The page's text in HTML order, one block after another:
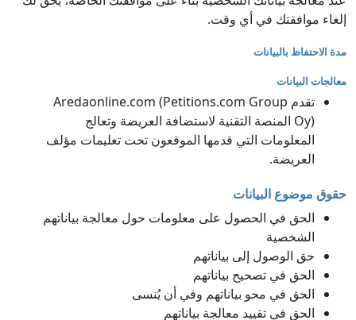
إلغاء موافقتك في أي وقت.
مدة الاحتفاظ بالبيانات
معالجات البيانات
تقدم Aredaonline.com (Petitions.com Group
Oy) المنصة التقنية لاستضافة العريضة وتعالج
المعلومات التي قدمها الموقعون تحت تعليمات مؤلف
العريضة.
حقوق موضوع البيانات
الحق في الحصول على معلومات حول معالجة بياناتهم
الشخصية
حق الوصول إلى بياناتهم
الحق في تصحيح بياناتهم
الحق في محو بياناتهم وفي أن يُنسى
الحق في تقييد معالجة بياناتهم